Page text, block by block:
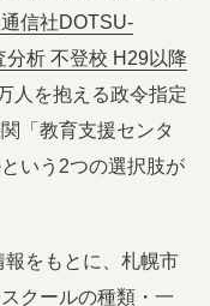
信社DOTSU-
析 不登校 H29以降
人を抱える政令指定
「教育支援センタ
いう2つの選択肢が
をもとに、札幌市
クールの種類・一